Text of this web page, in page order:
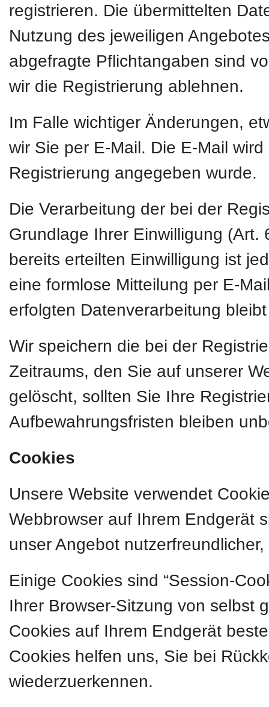
registrieren. Die übermittelten
Nutzung des jeweiligen
abgefragte Pflichtangaben sind
wir die Registrierung ablehnen.
Im Falle wichtiger Änderungen,
wir Sie per E-Mail. Die E-Mail
Registrierung angegeben wurde.
Die Verarbeitung der bei der
Grundlage Ihrer Einwilligung (Art.
bereits erteilten Einwilligung ist
eine formlose Mitteilung per E-
erfolgten Datenverarbeitung
Wir speichern die bei der
Zeitraums, den Sie auf unserer
gelöscht, sollten Sie Ihre
Aufbewahrungsfristen bleiben
Cookies
Unsere Website verwendet
Webbrowser auf Ihrem Endgerät
unser Angebot
Einige Cookies sind “Session-
Ihrer Browser-Sitzung von selbst
Cookies auf Ihrem Endgerät
Cookies helfen uns, Sie bei
wiederzuerkennen.